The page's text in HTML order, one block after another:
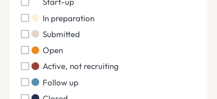
In preparation
Submitted
Open
Active, not recruiting
Follow up